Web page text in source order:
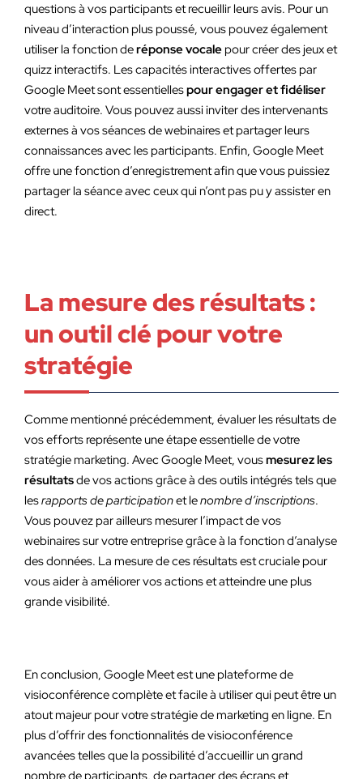
questions à vos participants et recueillir leurs avis. Pour un
niveau d’interaction plus poussé, vous pouvez également
utiliser la fonction deréponse vocale pour créer des jeux et
quizz interactifs. Les capacités interactives offertes par
Google Meet sont essentiellespour engager et fidéliser
votre auditoire. Vous pouvez aussi inviter des intervenants
externes à vos séances de webinaires et partager leurs
connaissances avec les participants. Enfin, Google Meet
offre une fonction d’enregistrement afin que vous puissiez
partager la séance avec ceux qui n’ont pas pu y assister en
direct.
La mesure des résultats :
un outil clé pour votre
stratégie
Comme mentionné précédemment, évaluer les résultats de
vos efforts représente une étape essentielle de votre
stratégie marketing. Avec Google Meet, vousmesurez les
résultatsde vos actions grâce à des outils intégrés tels que
lesrapports de participationet lenombre d’inscriptions.
Vous pouvez par ailleurs mesurer l’impact de vos
webinaires sur votre entreprise grâce à la fonction d’analyse
des données. La mesure de ces résultats est cruciale pour
vous aider à améliorer vos actions et atteindre une plus
grande visibilité.
En conclusion, Google Meet est une plateforme de
visioconférence complète et facile à utiliser qui peut être un
atout majeur pour votre stratégie de marketing en ligne. En
plus d’offrir des fonctionnalités de visioconférence
avancées telles que la possibilité d’accueillir un grand
nombre de participants, de partager des écrans et